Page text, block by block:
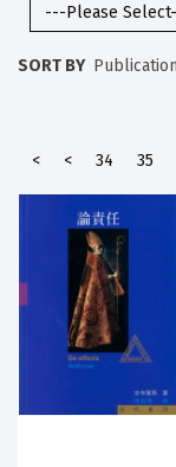
SORT BY
<
< 34 35